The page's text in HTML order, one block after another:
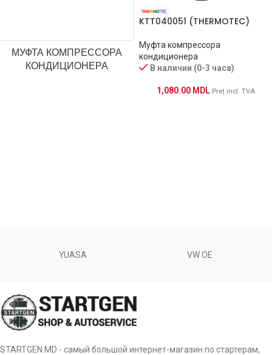
МУФТА КОМПРЕССОРА
КОНДИЦИОНЕРА
KTT040051 (THERMOTEC)
Муфта компрессора
кондиционера
В наличии (0-3 часа)
1,080.00 MDL Preț incl. TVA
YUASA VW OE
STARTGEN.MD - самый большой интернет-магазин по стартерам,